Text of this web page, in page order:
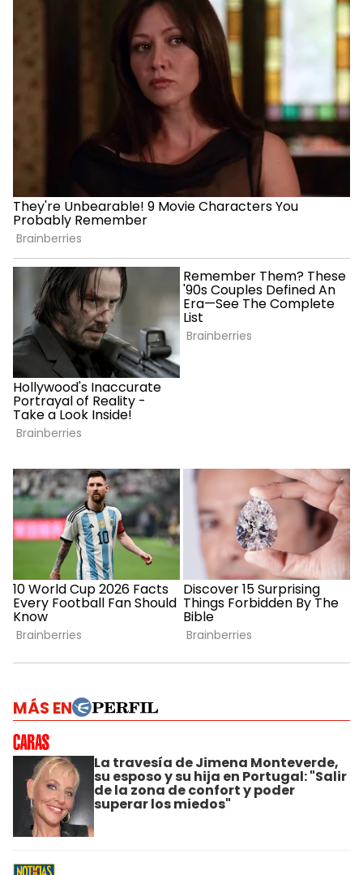
MÁS EN
La travesía de Jimena Monteverde,
su esposo y su hija en Portugal: "Salir
de la zona de confort y poder
superar los miedos"